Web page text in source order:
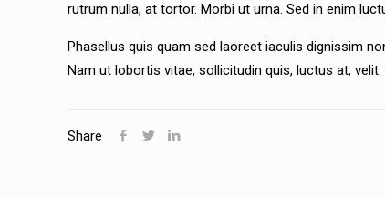
rutrum nulla, at tortor. Morbi ut urna. Sed in enim
Phasellus quis quam sed laoreet iaculis dignissim
Nam ut lobortis vitae, sollicitudin quis, luctus at,
Share